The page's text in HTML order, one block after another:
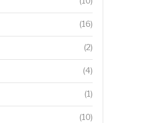
(16)
(2)
(4)
(1)
(10)